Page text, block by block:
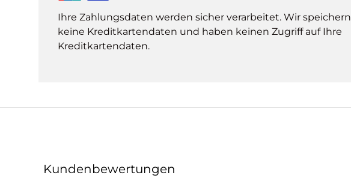
Ihre Zahlungsdaten werden sicher verarbeitet. Wir speichern
keine Kreditkartendaten und haben keinen Zugriff auf Ihre
Kreditkartendaten.
Kundenbewertungen